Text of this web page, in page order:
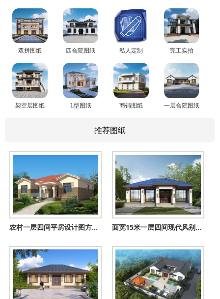
双拼图纸 四合院图纸 私人定制 完工实拍
架空层图纸 L型图纸 商铺图纸 一层合院图纸
推荐图纸
农村一层四间平房设计图方案，含外观图片，预算10万 面宽15米一层四间现代风别墅，外观漂亮布局实用，养老度假超巴